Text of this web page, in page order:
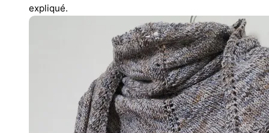
expliqué.